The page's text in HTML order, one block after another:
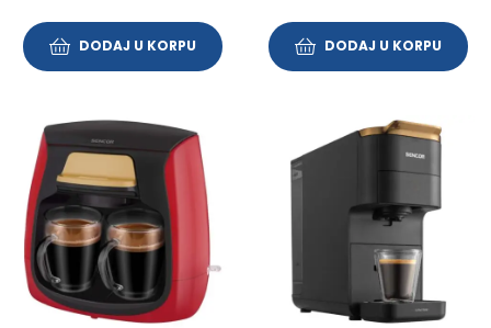
DODAJ U KORPU DODAJ U KORPU